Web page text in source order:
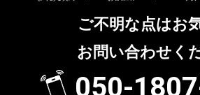
ご不明な点はお
お問い合わせく
050-